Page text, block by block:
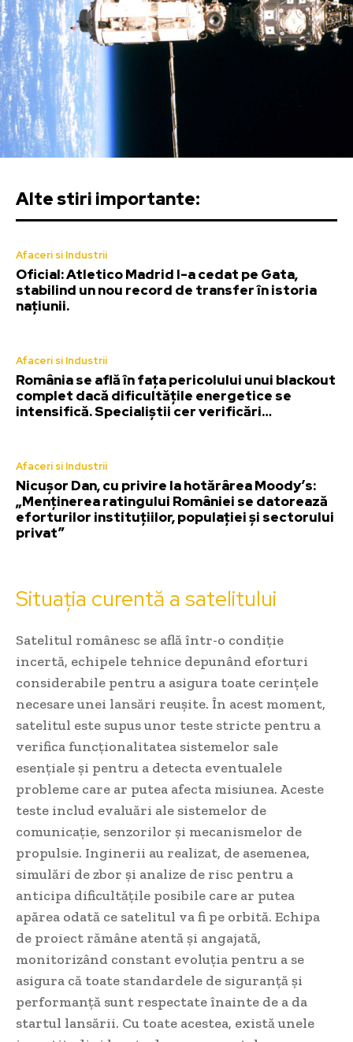
Alte stiri importante:
Afaceri si Industrii
Oficial: Atletico Madrid l-a cedat pe Gata,
stabilind un nou record de transfer în istoria
națiunii.
Afaceri si Industrii
România se află în fața pericolului unui blackout
complet dacă dificultățile energetice se
intensifică. Specialiștii cer verificări…
Afaceri si Industrii
Nicușor Dan, cu privire la hotărârea Moody’s:
„Menținerea ratingului României se datorează
eforturilor instituțiilor, populației și sectorului
privat”
Situația curentă a satelitului
Satelitul românesc se află într-o condiție
incertă, echipele tehnice depunând eforturi
considerabile pentru a asigura toate cerințele
necesare unei lansări reușite. În acest moment,
satelitul este supus unor teste stricte pentru a
verifica funcționalitatea sistemelor sale
esențiale și pentru a detecta eventualele
probleme care ar putea afecta misiunea. Aceste
teste includ evaluări ale sistemelor de
comunicație, senzorilor și mecanismelor de
propulsie. Inginerii au realizat, de asemenea,
simulări de zbor și analize de risc pentru a
anticipa dificultățile posibile care ar putea
apărea odată ce satelitul va fi pe orbită. Echipa
de proiect rămâne atentă și angajată,
monitorizând constant evoluția pentru a se
asigura că toate standardele de siguranță și
performanță sunt respectate înainte de a da
startul lansării. Cu toate acestea, există unele